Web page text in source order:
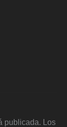
publicada. Los